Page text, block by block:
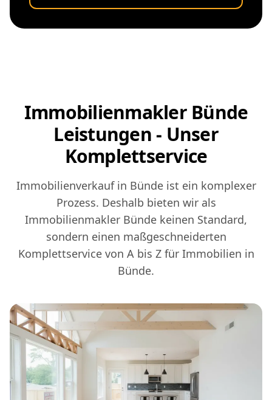
Immobilienmakler Bünde
Leistungen - Unser
Komplettservice
Immobilienverkauf in Bünde ist ein komplexer
Prozess. Deshalb bieten wir als
Immobilienmakler Bünde keinen Standard,
sondern einen maßgeschneiderten
Komplettservice von A bis Z für Immobilien in
Bünde.